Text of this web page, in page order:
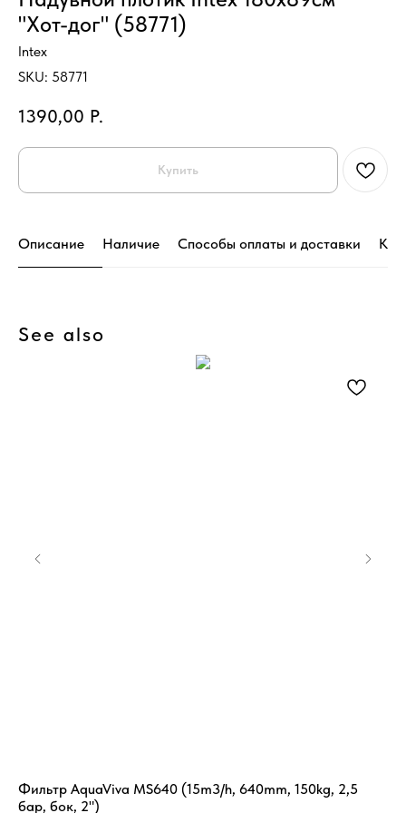
"Хот-дог" (58771)
Intex
SKU: 58771
1390,00 Р.
Купить
Описание Наличие Способы оплаты и доставки
See also
Фильтр AquaViva MS640 (15m3/h, 640mm, 150kg, 2,5
бар, бок, 2")